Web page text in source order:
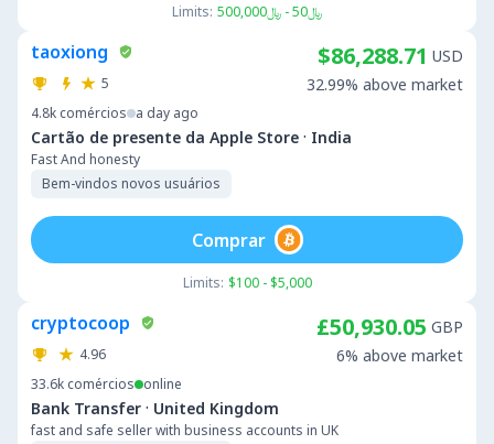
Limits: ﷼50 - ﷼500,000
taoxiong
5
4.8k comércios a day ago
Cartão de presente da Apple Store · India
Fast And honesty
Bem-vindos novos usuários
$86,288.71 USD
32.99% above market
Limits: $100 - $5,000
Comprar
cryptocoop
4.96
33.6k comércios online
Bank Transfer · United Kingdom
fast and safe seller with business accounts in UK
£50,930.05 GBP
6% above market